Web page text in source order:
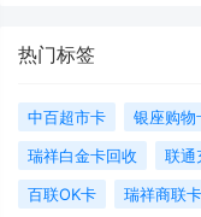
热门标签
中百超市卡 银座购物
瑞祥白金卡回收
联通
百联OK卡
瑞祥商联卡